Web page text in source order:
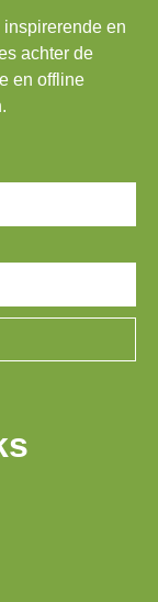
inspirerende en
achter de
en offline